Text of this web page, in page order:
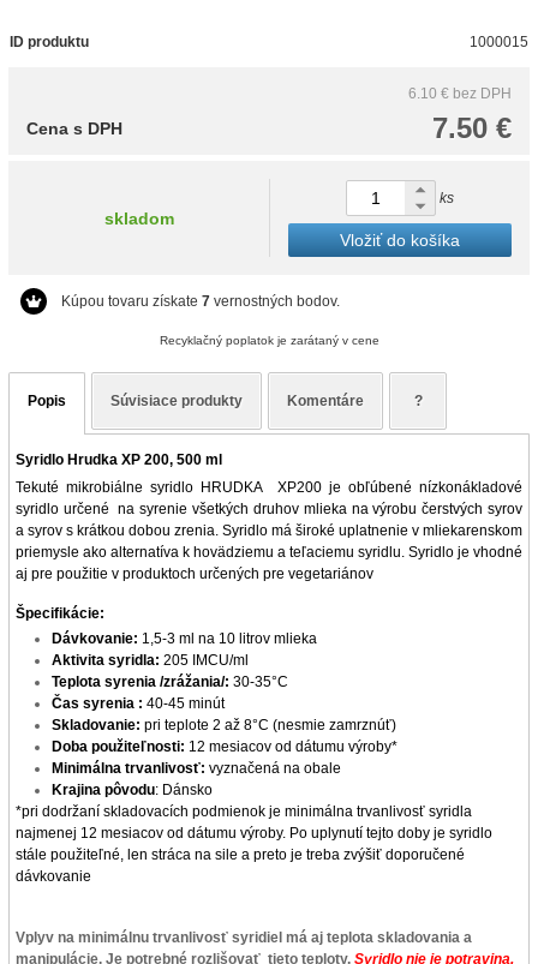
ID produktu 1000015
6.10 € bez DPH
7.50 €
Cena s DPH
skladom
ks
Vložiť do košíka
Kúpou tovaru získate 7 vernostných bodov.
Recyklačný poplatok je zarátaný v cene
Popis Súvisiace produkty Komentáre ?
Syridlo Hrudka XP 200, 500 ml
Tekuté mikrobiálne syridlo HRUDKA XP200 je obľúbené nízkonákladové
syridlo určené na syrenievšetkých druhov mliekana výrobučerstvých syrov
a syrov s krátkou dobou zrenia. Syridlo má široké uplatnenie v mliekarenskom
priemysle ako alternatíva k hovädziemu a teľaciemu syridlu. Syridlo je vhodné
aj pre použitie v produktoch určených pre vegetariánov
Špecifikácie:
Dávkovanie: 1,5-3 ml na 10 litrov mlieka
Aktivita syridla: 205 IMCU/ml
Teplota syrenia /zrážania/: 30-35°C
Čas syrenia : 40-45 minút
Skladovanie: pri teplote 2 až 8°C (nesmie zamrznúť)
Doba použiteľnosti: 12 mesiacov od dátumu výroby*
Minimálna trvanlivosť: vyznačená na obale
Krajina pôvodu: Dánsko
*pri dodržaní skladovacích podmienok je minimálna trvanlivosť syridla
najmenej 12 mesiacov od dátumu výroby. Po uplynutí tejto doby je syridlo
stále použiteľné, len stráca na sile a preto je treba zvýšiť doporučené
dávkovanie
Vplyv na minimálnu trvanlivosť syridiel má aj teplota skladovania a
manipulácie. Je potrebné rozlišovať tieto teploty. Syridlo nie je potravina,